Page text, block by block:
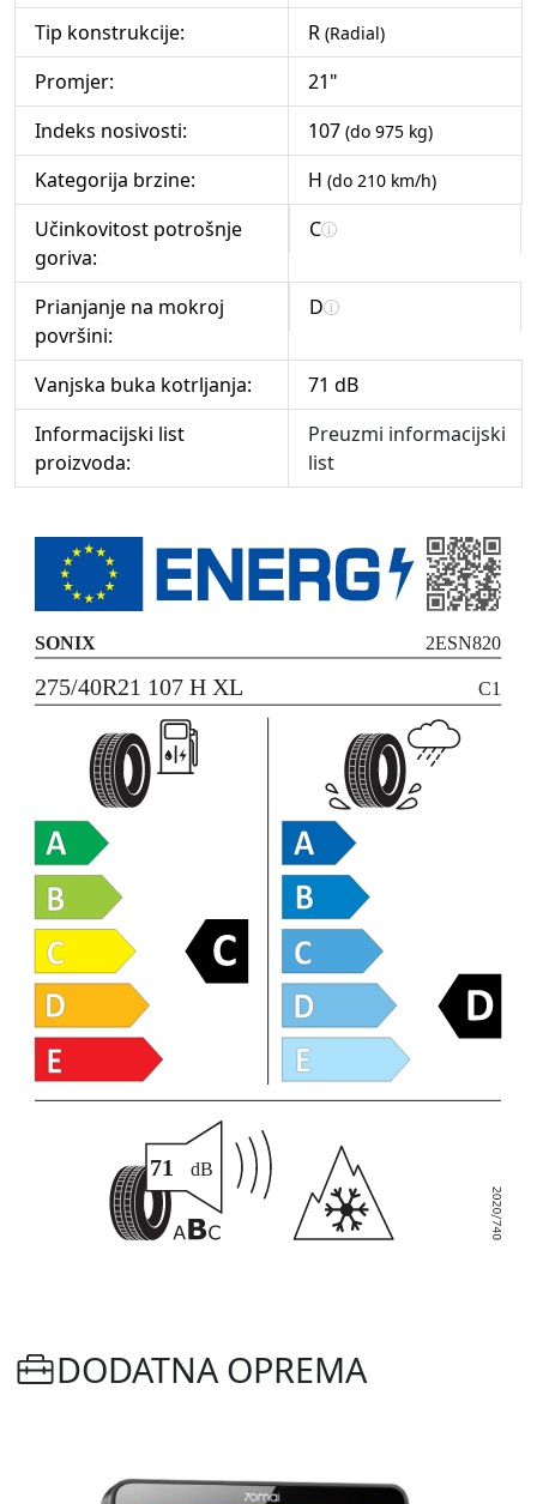
Tip konstrukcije: R (Radial)
Promjer:
21"
Indeks nosivosti:
107 (do 975 kg)
Kategorija brzine: H (do 210 km/h)
Učinkovitost potrošnje
goriva:
C
Prianjanje na mokroj
površini:
D
Vanjska buka kotrljanja:
71 dB
Informacijski list
proizvoda:
Preuzmi informacijski
list
DODATNA OPREMA